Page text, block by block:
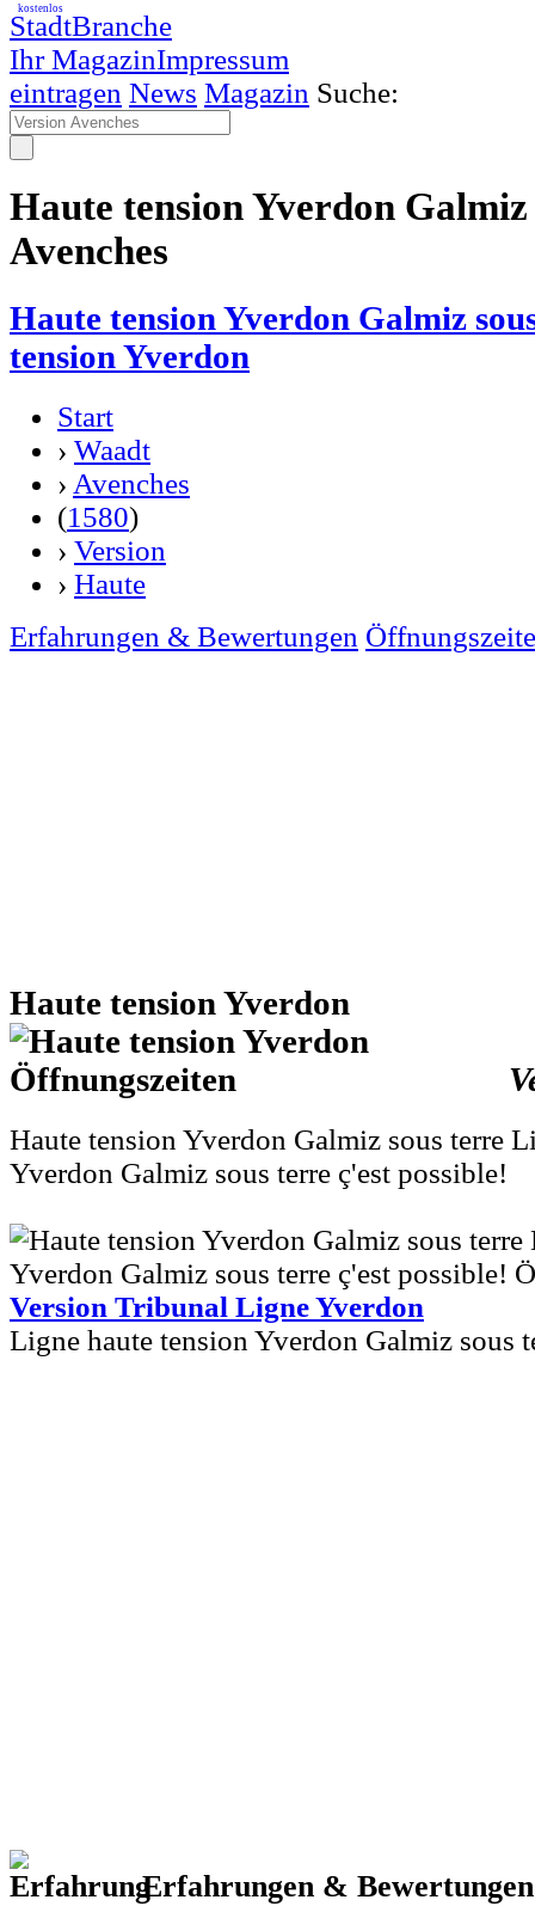
StadtBranche
Ihr MagazinImpressum
kostenlos
eintragen News Magazin Suche:
Haute tension Yverdon
Avenches
Haute tension Yverdon Galmiz
tension Yverdon
Start
› Waadt
› Avenches
(1580)
› Version
› Haute
Erfahrungen & Bewertungen
Haute tension Yverdon
Haute tension Yverdon Galmiz sous terre
Yverdon Galmiz sous terre ç'est possible!
Version Tribunal Ligne Yverdon
Ligne haute tension Yverdon Galmiz sous
Erfahrungen &